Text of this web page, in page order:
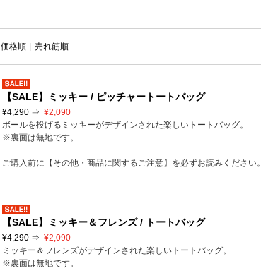
価格順 ｜ 売れ筋順
【SALE】ミッキー / ピッチャートートバッグ
¥4,290 ⇒ ¥2,090
ボールを投げるミッキーがデザインされた楽しいトートバッグ。
※裏面は無地です。
ご購入前に【その他・商品に関するご注意】を必ずお読みください。
【SALE】ミッキー＆フレンズ / トートバッグ
¥4,290 ⇒ ¥2,090
ミッキー＆フレンズがデザインされた楽しいトートバッグ。
※裏面は無地です。